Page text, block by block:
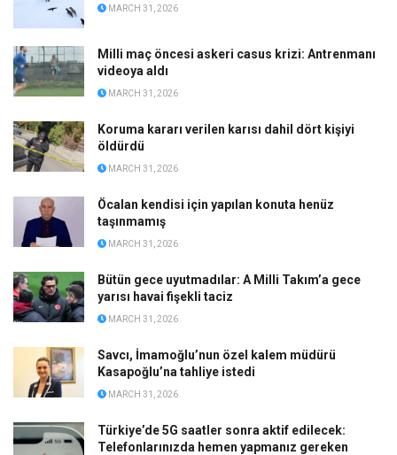
MARCH 31, 2026
Milli maç öncesi askeri casus krizi: Antrenmanı
videoya aldı
MARCH 31, 2026
Koruma kararı verilen karısı dahil dört kişiyi
öldürdü
MARCH 31, 2026
Öcalan kendisi için yapılan konuta henüz
taşınmamış
MARCH 31, 2026
Bütün gece uyutmadılar: A Milli Takım’a gece
yarısı havai fişekli taciz
MARCH 31, 2026
Savcı, İmamoğlu’nun özel kalem müdürü
Kasapoğlu’na tahliye istedi
MARCH 31, 2026
Türkiye’de 5G saatler sonra aktif edilecek:
Telefonlarınızda hemen yapmanız gereken